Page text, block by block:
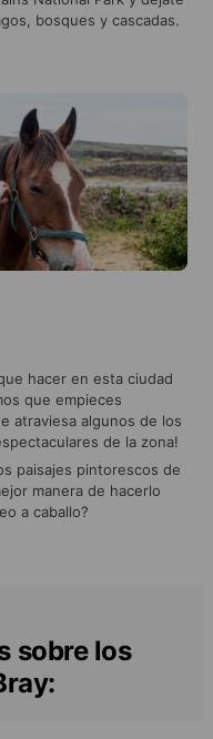
bosques y cascadas.
hacer en esta ciudad
que empieces
atraviesa algunos de los
de la zona!
paisajes pintorescos de
manera de hacerlo
a caballo?
sobre los